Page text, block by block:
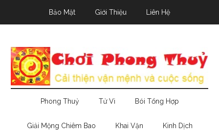
Bảo Mật Giới Thiệu Liên Hệ
Phong Thuỷ Tử Vi Bói Tổng Hợp
Giải Mộng Chiêm Bao Khai Vận Kinh Dịch